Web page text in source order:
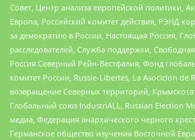
Совет, Центр анализа европейской политики,
Европа, Российский комитет действия, РЭНД
за демократию в России, Настоящая Россия,
расследователей, Служба поддержки,
Россия Северный Рейн-Вестфалия, Фонд
комитет России, Russie-Libertes, La Asocicion de
возвращение Северных территорий,
Глобальный союз IndustriALL, Russian Election
медиа, Федерация анархического черного
Германское общество изучения Восточной